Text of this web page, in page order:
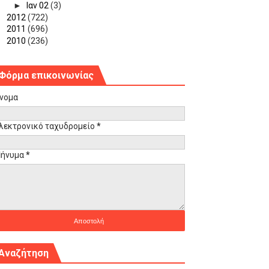
►
Ιαν 02(3)
2012 (722)
2011 (696)
2010 (236)
επικοινωνίας
ταχυδρομείο *
*